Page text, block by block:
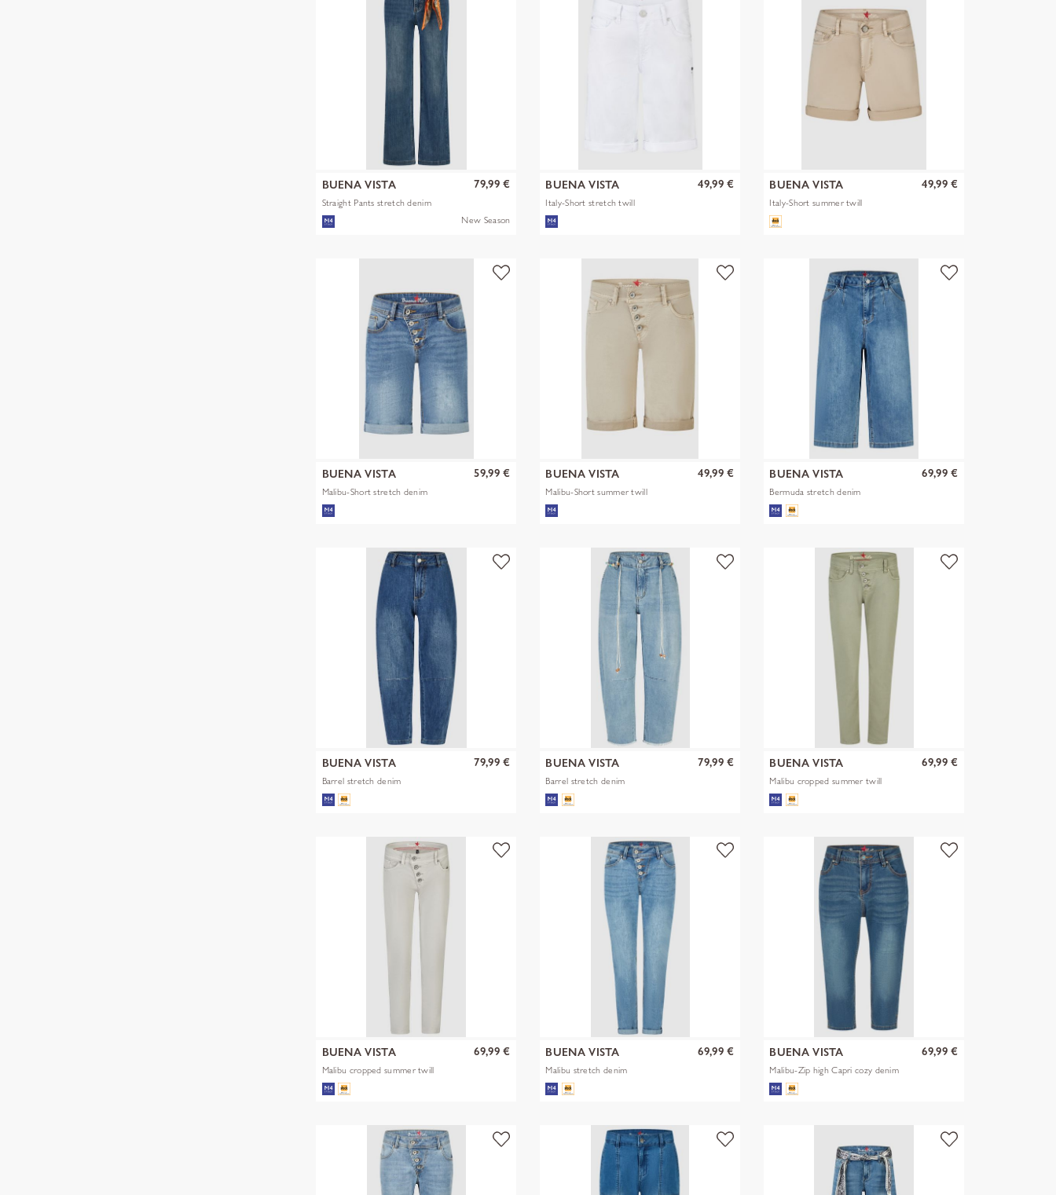
BUENA VISTA
Straight Pants stretch denim
79,99 €
New Season
BUENA VISTA
Italy-Short stretch twill
49,99 € BUENA VISTA
Italy-Short summer twill
49,99 €
BUENA VISTA
Malibu-Short stretch denim
59,99 € BUENA VISTA
Malibu-Short summer twill
49,99 € BUENA VISTA
Bermuda stretch denim
69,99 €
BUENA VISTA
Barrel stretch denim
79,99 € BUENA VISTA
Barrel stretch denim
79,99 € BUENA VISTA
Malibu cropped summer twill
69,99 €
BUENA VISTA
Malibu cropped summer twill
69,99 € BUENA VISTA
Malibu stretch denim
69,99 € BUENA VISTA
Malibu-Zip high Capri cozy denim
69,99 €